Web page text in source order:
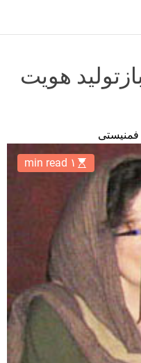
هویت
۱ min read